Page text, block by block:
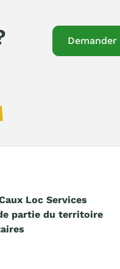
Loc Services
partie du territoire